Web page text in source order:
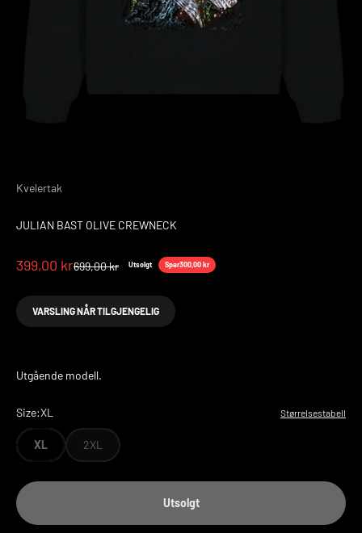
Kvelertak
JULIAN BAST OLIVE CREWNECK
Salgspris
399,00 krNormalpris
699,00 kr Utsolgt Spar300,00 kr
VARSLING NÅR TILGJENGELIG
Utgående modell.
Size:XL Størrelsestabell
XL 2XL
Utsolgt